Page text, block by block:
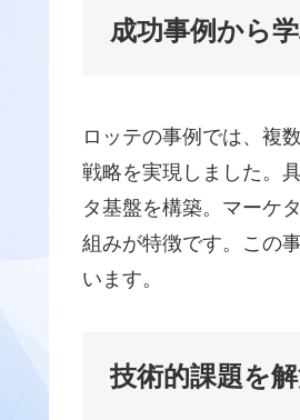
成功事例から
ロッテの事例では、複
戦略を実現しました。
タ基盤を構築。マーケ
組みが特徴です。この
います。
技術的課題を